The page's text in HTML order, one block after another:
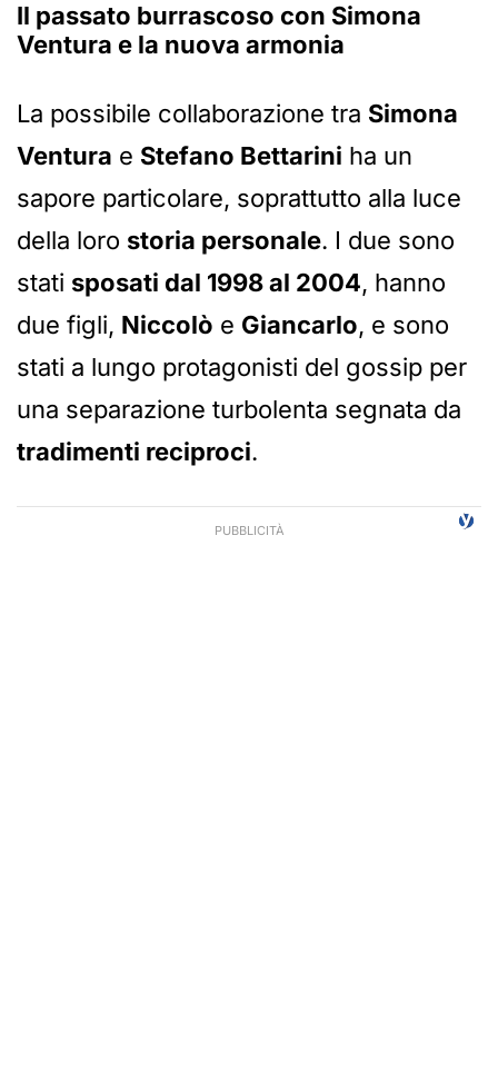
Il passato burrascoso con Simona
Ventura e la nuova armonia
La possibile collaborazione tra Simona
Ventura e Stefano Bettarini ha un
sapore particolare, soprattutto alla luce
della loro storia personale. I due sono
stati sposati dal 1998 al 2004, hanno
due figli, Niccolò e Giancarlo, e sono
stati a lungo protagonisti del gossip per
una separazione turbolenta segnata da
tradimenti reciproci.